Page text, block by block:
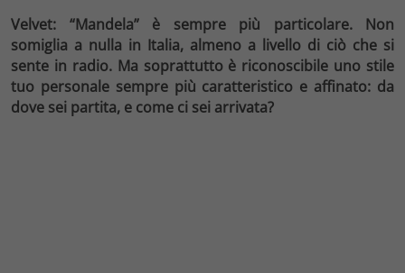
Velvet: “Mandela” è sempre più particolare. Non
somiglia a nulla in Italia, almeno a livello di ciò che si
sente in radio. Ma soprattutto è riconoscibile uno stile
tuo personale sempre più caratteristico e affinato: da
dove sei partita, e come ci sei arrivata?